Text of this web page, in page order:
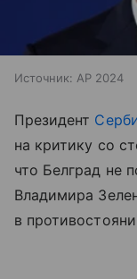
Источник: AP 2024
Президент
на критику со
что Белград не
Владимира
в